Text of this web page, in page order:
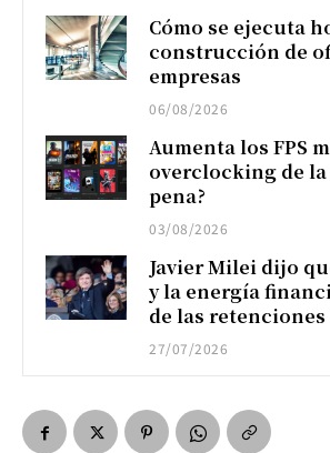
Cómo se ejecuta
construcción de
empresas
06/08/2026
Aumenta los FPS
overclocking de la
pena?
03/08/2026
Javier Milei dijo
y la energía
de las retenciones
27/07/2026